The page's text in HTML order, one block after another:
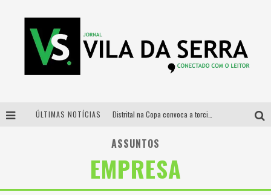
ÚLTIMAS NOTÍCIAS
Designer mineira lança jogo educativo sobre coleta seletiva na maior feira de jogos de tabuleiro da América Latina
ASSUNTOS
EMPRESA